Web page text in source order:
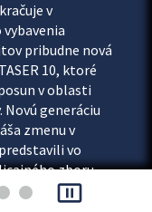
v
pribudne nová
10, ktoré
v oblasti
generáciu
zmenu v
vo
zboru
pause_presentation